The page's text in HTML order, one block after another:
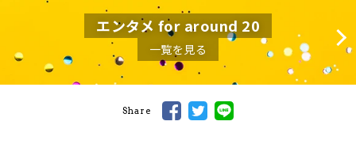
エンタメ for around 20
一覧を見る
Share